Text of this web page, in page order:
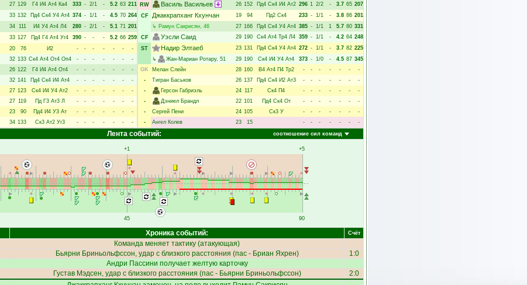
27 129 Г4 И4 Ат4 Ка4 333 - 2/1 - 5.2 63 211
33 132 Пд4 Ск4 У4 Ат4 374 - 1/1 - 4.5 70 264
34 111 И4 У4 Ат4 Л4 280 - 2/1 - 5.1 71 201
33 127 Пд4 Г4 Ат4 Уг4 390 - - - 5.2 66 259
20 76 И2 - - - - - -
-
32 133 Ск4 Ат4 От4 Оп4 - - - - - -
-
26 122 Г4 И4 Ат4 От4 - - - - - -
-
32 141 Пд4 Ск4 И4 Ат4 - - - - - -
-
27 123 Ск4 И4 У4 Ат2 - - - - - -
-
27 119 Пд Г3 Ат3 Л - - - - - -
-
23 90 Пд4 И4 У3 Ат - - - - - -
-
34 133 Ск3 Ат2 Уг3 - - - - - - -
RW
Василь Васильев 26 152 Пд4 Ск4 И4 Ат2 296 1 2/2 - 3.7 65 207
CF
Джаккрапханг Кхунчан 19 94 Пд2 Ск4 233 - 1/1 - 3.8 86 201
↳ Рамун Сакрисян, 46 27 166 Пд4 Ск4 У4 Ат4 385 - 1/1 1 5.7 80 331
CF
Уэсли Саид 29 190 Ск4 Ат4 Тр4 Л4 359 - 1/1 - 4.2 64 248
ST
Надир Элтаеб 23 131 Пд4 Ск4 У4 Ат4 272 - 1/1 - 3.7 82 225
↳
Жан-Мариан Ротару, 51 29 190 Ск4 И4 У4 Ат4 373 - 1/0 - 4.5 87 345
GK
Мелан Слейн 28 160 В4 Ат4 П4 Тр2 - - - - - -
-
-
Тигран Баськов 26 137 Пд4 Ск4 И2 Ат3 - - - - - -
-
-
Герсон Габриэль 24 117 Ск4 П4 - - - - - -
-
-
Дэниел Брандл 22 101 Пд4 Ск4 От - - - - - -
-
-
Сергей Пени 24 105 Ск3 У - - - - - -
-
-
Ангел Колев 23 15 - - - - - -
-
соотношение сил команд
Лента событий:
+1
45
+5
90
Хроника событий: Счёт
Команда меняет тактику (атакующая)
Бьярни Бриньольфссон, удар с близкого расстояния (пас - Бриан Яхрен) 1:0
Андри Пассини получает желтую карточку
Густав Мэдсен, удар с близкого расстояния (пас - Бьярни Бриньольфссон) 2:0